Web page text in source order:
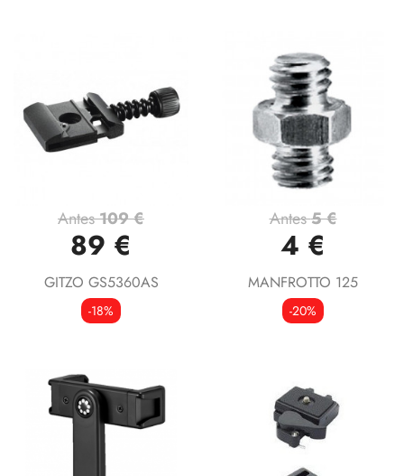
Antes109 €
89 €
GITZO GS5360AS
-18%
Antes5 €
4 €
MANFROTTO 125
-20%